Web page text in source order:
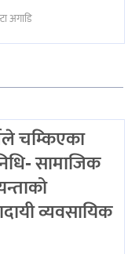
अगाडि
चम्किएका
सामाजिक
व्यवसायिक